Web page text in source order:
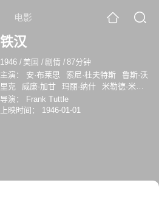
电影
铁汉
1946 / 美国 /剧情 /87分钟
主演：
安·布莱思 索尼·杜夫特斯
鲁斯·沃
里克
威廉·加甘 玛丽·纳什
米勒德·米切
尔
Garry Owen Jack Overman
Lee Settle
凯斯·理查德
导演：
Frank Tuttle
上映时间：
1946-01-01